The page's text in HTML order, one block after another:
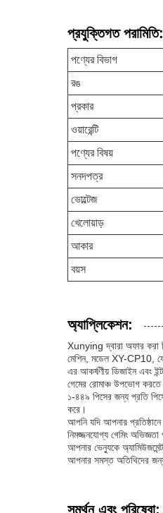
প্রযুক্তিগত পরামিতি:
পণ্যের বিভাগ
রঙ
প্রকার
ওয়ারেন্টি
পণ্যের বিষয়
সনদপত্র
ভোল্টেজ
খেলোয়াড়
আকার
বয়স
অ্যাপ্লিকেশন:
Xunying দ্বারা অফার করা
মেশিন, মডেল XY-CP10,
এর আকর্ষণীয় ডিজাইন এবং
গেমের রোমাঞ্চ উপভোগ
১-৪৪৯ পিসের জন্য প্রতি
করে।
আপনি যদি আপনার
নিমজ্জনযোগ্য গেমিং
আপনার ভেন্যুকে
আপনার সমস্ত অতিথিদের
সমর্থন এবং পরিষেবা: